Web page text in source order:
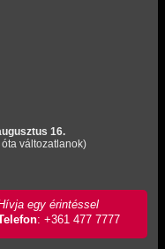
16.
változatlanok)
egy érintéssel
: +361 477 7777